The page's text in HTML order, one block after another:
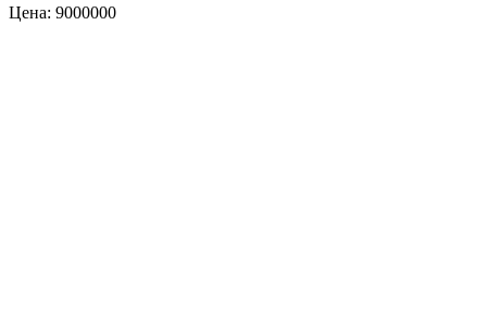
Цена: 9000000